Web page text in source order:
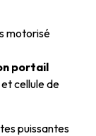
motorisé
portail
cellule de
puissantes